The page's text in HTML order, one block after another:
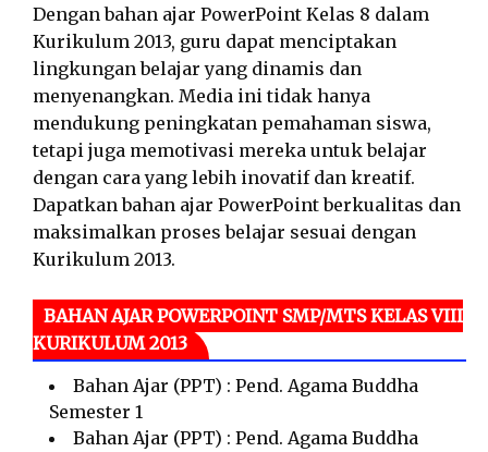
Dengan bahan ajar PowerPoint Kelas 8 dalam
Kurikulum 2013, guru dapat menciptakan
lingkungan belajar yang dinamis dan
menyenangkan. Media ini tidak hanya
mendukung peningkatan pemahaman siswa,
tetapi juga memotivasi mereka untuk belajar
dengan cara yang lebih inovatif dan kreatif.
Dapatkan bahan ajar PowerPoint berkualitas dan
maksimalkan proses belajar sesuai dengan
Kurikulum 2013.
BAHAN AJAR POWERPOINT SMP/MTS KELAS VIII
KURIKULUM 2013
Bahan Ajar (PPT) : Pend. Agama Buddha
Semester 1
Bahan Ajar (PPT) : Pend. Agama Buddha